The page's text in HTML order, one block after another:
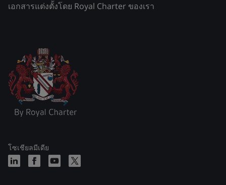
เอกสารแต่งตั้งโดย Royal Charter ของเรา
โซเชียลมีเดีย